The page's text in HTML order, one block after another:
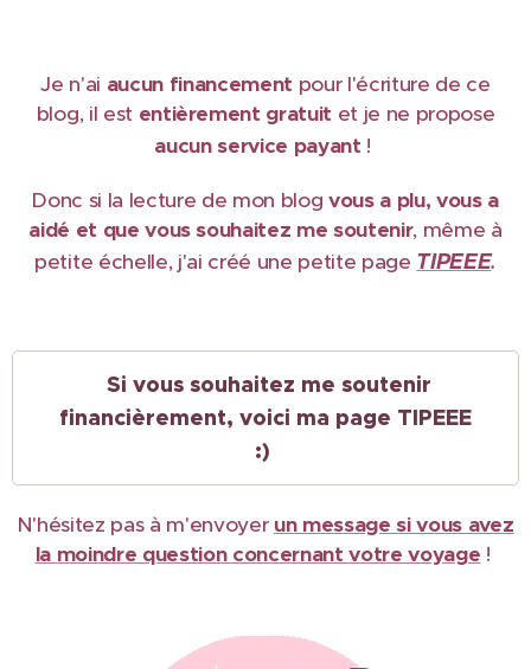
Je n'ai aucun financement pour l'écriture de ce
blog, il est entièrement gratuit et je ne propose
aucun service payant !
Donc si la lecture de mon blogvous a plu, vous a
aidé et que vous souhaitez me soutenir, même à
petite échelle, j'ai créé une petite page TIPEEE.
Si vous souhaitez me soutenir
financièrement, voici ma page TIPEEE
:)
N'hésitez pas à m'envoyer un message si vous avez
la moindre question concernant votre voyage !